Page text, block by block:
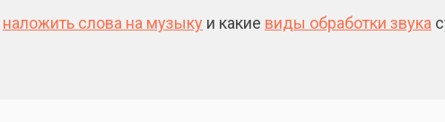
наложить слова на музыку и какие виды обработки звука